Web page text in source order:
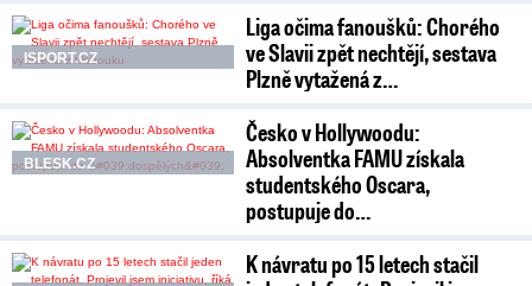
ISPORT.CZ
Liga očima fanoušků: Chorého
ve Slavii zpět nechtějí, sestava
Plzně vytažená z…
BLESK.CZ
Česko v Hollywoodu:
Absolventka FAMU získala
studentského Oscara,
postupuje do…
K návratu po 15 letech stačil